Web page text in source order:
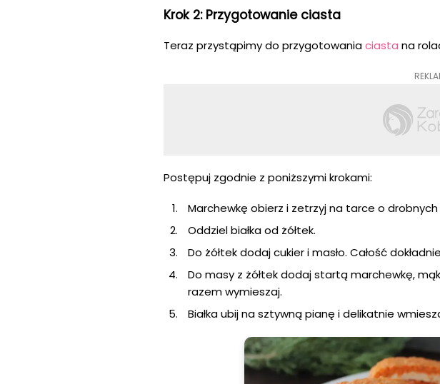
Krok 2: Przygotowanie ciasta
Teraz przystąpimy do przygotowaniaciasta na
Postępuj zgodnie z poniższymi krokami:
Marchewkę obierz i zetrzyj na tarce o drobnych
Oddziel białka od żółtek.
Do żółtek dodaj cukier i masło. Całość
Do masy z żółtek dodaj startą marchewkę,
razem wymieszaj.
Białka ubij na sztywną pianę i delikatnie